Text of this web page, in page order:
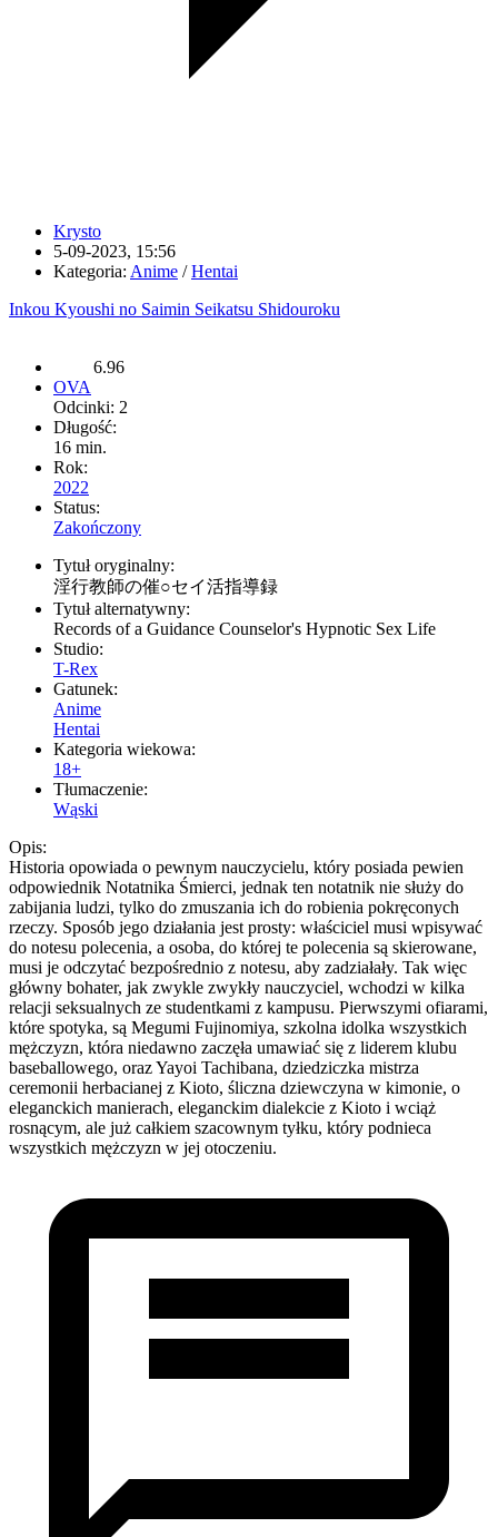
Krysto
5-09-2023, 15:56
Kategoria: Anime /Hentai
Inkou Kyoushi no Saimin Seikatsu Shidouroku
6.96
OVA
Odcinki: 2
Długość:
16 min.
Rok:
2022
Status:
Zakończony
Tytuł oryginalny:
淫行教師の催○セイ活指導録
Tytuł alternatywny:
Records of a Guidance Counselor's Hypnotic Sex Life
Studio:
T-Rex
Gatunek:
Anime
Hentai
Kategoria wiekowa:
18+
Tłumaczenie:
Wąski
Opis:
Historia opowiada o pewnym nauczycielu, który posiada pewien
odpowiednik Notatnika Śmierci, jednak ten notatnik nie służy do
zabijania ludzi, tylko do zmuszania ich do robienia pokręconych
rzeczy. Sposób jego działania jest prosty: właściciel musi wpisywać
do notesu polecenia, a osoba, do której te polecenia są skierowane,
musi je odczytać bezpośrednio z notesu, aby zadziałały. Tak więc
główny bohater, jak zwykle zwykły nauczyciel, wchodzi w kilka
relacji seksualnych ze studentkami z kampusu. Pierwszymi ofiarami,
które spotyka, są Megumi Fujinomiya, szkolna idolka wszystkich
mężczyzn, która niedawno zaczęła umawiać się z liderem klubu
baseballowego, oraz Yayoi Tachibana, dziedziczka mistrza
ceremonii herbacianej z Kioto, śliczna dziewczyna w kimonie, o
eleganckich manierach, eleganckim dialekcie z Kioto i wciąż
rosnącym, ale już całkiem szacownym tyłku, który podnieca
wszystkich mężczyzn w jej otoczeniu.